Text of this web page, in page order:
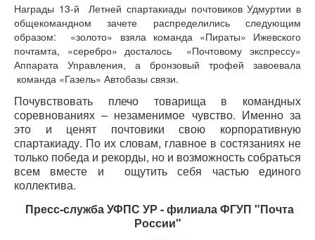
Награды 13-й Летней спартакиады почтовиков Удмуртии в
общекомандном зачете распределились следующим
образом: «золото» взяла команда «Пираты» Ижевского
почтамта, «серебро» досталось «Почтовому экспрессу»
Аппарата Управления, а бронзовый трофей завоевала
команда «Газель» Автобазы связи.
Почувствовать плечо товарища в командных
соревнованиях – незаменимое чувство. Именно за
это и ценят почтовики свою корпоративную
спартакиаду. По их словам, главное в состязаниях не
только победа и рекорды, но и возможность собраться
всем вместе и ощутить себя частью единого
коллектива.
Пресс-служба УФПС УР - филиала ФГУП "Почта
России"